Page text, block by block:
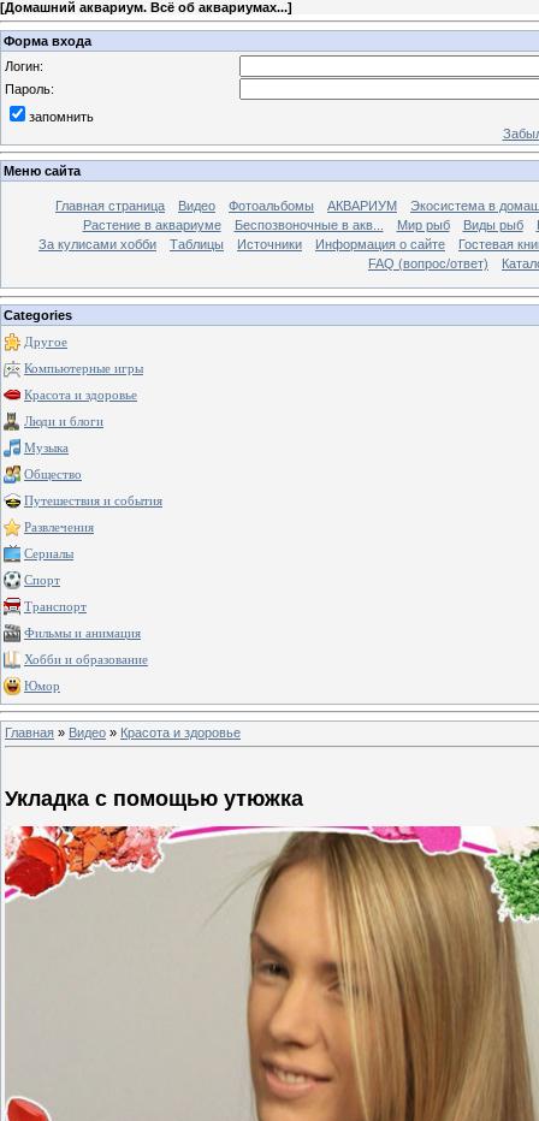
[Домашний аквариум. Всё об аквариумах...]
Форма входа
Логин:
Пароль:
запомнить
Меню сайта
Главная страница Видео Фотоальбомы АКВАРИУМ
Экосистема в
Растение в аквариуме
Беспозвоночные в акв... Мир рыб Виды рыб
За кулисами хобби
Таблицы Источники Информация о сайте
Гостевая
FAQ (вопрос/ответ)
Categories
Другое
Компьютерные игры
Красота и здоровье
Люди и блоги
Музыка
Общество
Путешествия и события
Развлечения
Сериалы
Спорт
Транспорт
Фильмы и анимация
Хобби и образование
Юмор
Главная » Видео » Красота и здоровье
Укладка с помощью утюжка